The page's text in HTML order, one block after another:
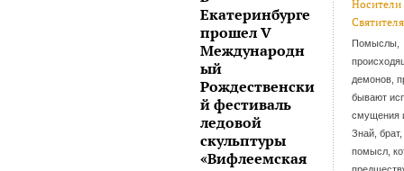
Екатеринбурге
прошел V
Международн
ый
Рождественски
й фестиваль
ледовой
скульптуры
«Вифлеемская
Носители
Помыслы,
демонов,
бывают
смущения
Знай,
помысл,